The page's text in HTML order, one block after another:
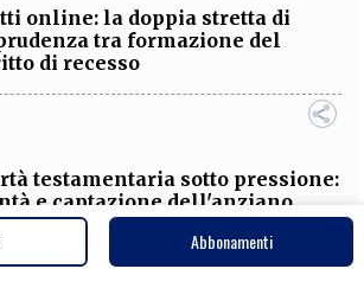
online: la doppia stretta di
tra formazione del
di recesso
testamentaria sotto pressione:
e captazione dell'anziano
Abbonamenti